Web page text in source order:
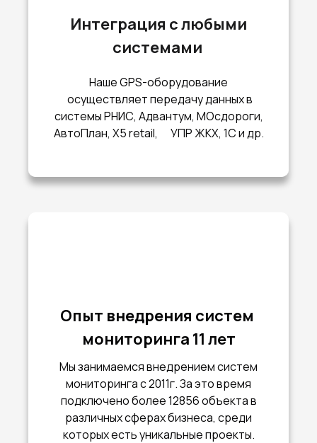
Интеграция с любыми
системами
Наше GPS-оборудование
осуществляет передачу данных в
системы РНИС, Адвантум, МОсдороги,
АвтоПлан, X5 retail, УПР ЖКХ, 1С и др.
Опыт внедрения систем
мониторинга 11 лет
Мы занимаемся внедрением систем
мониторинга с 2011г. За это время
подключено более 12856 объекта в
различных сферах бизнеса, среди
которых есть уникальные проекты.